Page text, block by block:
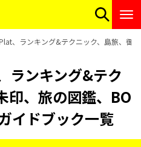
、ランキング&テクニック、島旅、御
ランキング&テク
印、旅の図鑑、BO
イドブック一覧